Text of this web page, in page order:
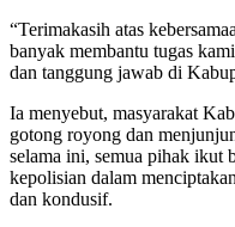
“Terimakasih atas
banyak membantu tugas
dan tanggung jawab di
Ia menyebut, masyarakat
gotong royong dan
selama ini, semua pihak ikut
kepolisian dalam
dan kondusif.